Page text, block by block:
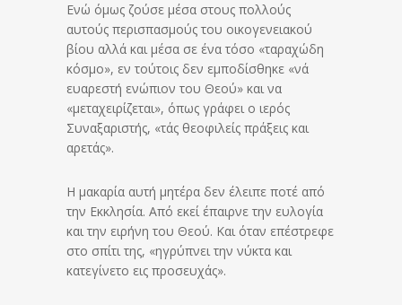
Ενώ όμως ζούσε μέσα στους πολλούς
αυτούς περισπασμούς του οικογενειακού
βίου αλλά και μέσα σε ένα τόσο «ταραχώδη
κόσμο», εν τούτοις δεν εμποδίσθηκε «νά
ευαρεστή ενώπιον του Θεού» και να
«μεταχειρίζεται», όπως γράφει ο ιερός
Συναξαριστής, «τάς θεοφιλείς πράξεις και
αρετάς».
Η μακαρία αυτή μητέρα δεν έλειπε ποτέ από
την Εκκλησία. Από εκεί έπαιρνε την ευλογία
και την ειρήνη του Θεού. Και όταν επέστρεφε
στο σπίτι της, «ηγρύπνει την νύκτα και
κατεγίνετο εις προσευχάς».